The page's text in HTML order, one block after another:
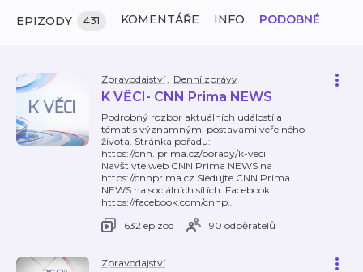
EPIZODY 431 KOMENTÁŘE INFO PODOBNÉ
Zpravodajství, Denní zprávy
K VĚCI- CNN Prima NEWS
Podrobný rozbor aktuálních událostí a
témat s významnými postavami veřejného
života. Stránka pořadu:
https://cnn.iprima.cz/porady/k-veci
Navštivte web CNN Prima NEWS na
https://cnnprima.cz Sledujte CNN Prima
NEWS na sociálních sítích: Facebook:
https://facebook.com/cnnp…
632 epizod
90 odběratelů
Zpravodajství